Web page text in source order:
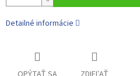
Detailné informácie